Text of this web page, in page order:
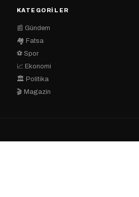
KATEGORILER
📰 Gündem
🏘 Fatsa
⚽ Spor
📈 Ekonomi
🏛 Politika
🎬 Magazin